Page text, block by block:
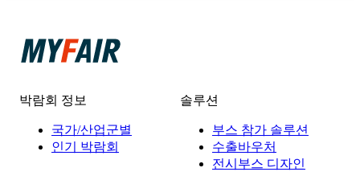
박람회 정보
국가/산업군별
인기 박람회
솔루션
부스 참가 솔루션
수출바우처
전시부스 디자인